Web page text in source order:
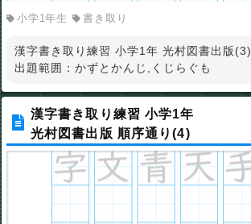
小学1年生 書き取り
漢字書き取り練習 小学1年 光村図書出版(3)
出題範囲：かずとかんじ,くじらぐも
漢字書き取り練習 小学1年
光村図書出版 順序通り(4)